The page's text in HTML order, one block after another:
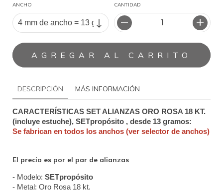
ANCHO CANTIDAD
DESCRIPCIÓN MÁS INFORMACIÓN
CARACTERÍSTICAS SET ALIANZAS ORO ROSA 18 KT.
(incluye estuche), SETpropósito , desde 13 gramos:
Se fabrican en todos los anchos (ver selector de anchos)
El precio es por el par de alianzas
- Modelo: SETpropósito
- Metal: Oro Rosa 18 kt.